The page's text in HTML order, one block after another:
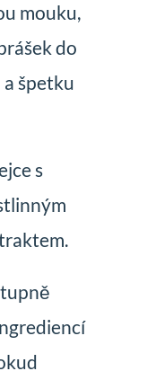
mouku,
do
špetku
s